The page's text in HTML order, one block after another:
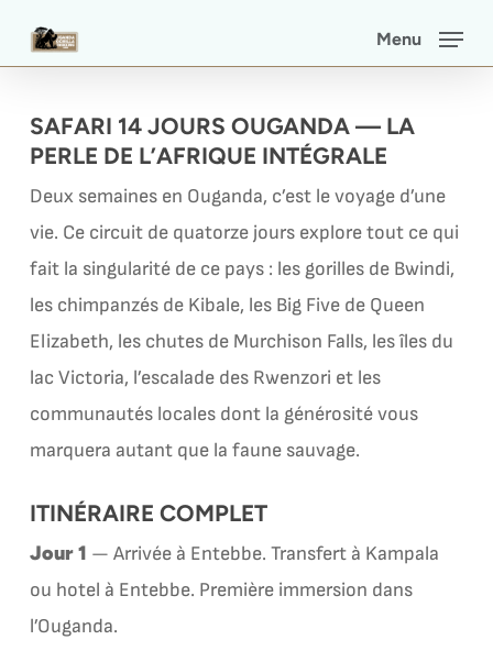
content
Menu
SAFARI 14 JOURS OUGANDA — LA
PERLE DE L’AFRIQUE INTÉGRALE
Deux semaines en Ouganda, c’est le voyage d’une
vie. Ce circuit de quatorze jours explore tout ce qui
fait la singularité de ce pays : les gorilles de Bwindi,
les chimpanzés de Kibale, les Big Five de Queen
Elizabeth, les chutes de Murchison Falls, les îles du
lac Victoria, l’escalade des Rwenzori et les
communautés locales dont la générosité vous
marquera autant que la faune sauvage.
ITINÉRAIRE COMPLET
Jour 1 — Arrivée à Entebbe. Transfert à Kampala
ou hotel à Entebbe. Première immersion dans
l’Ouganda.